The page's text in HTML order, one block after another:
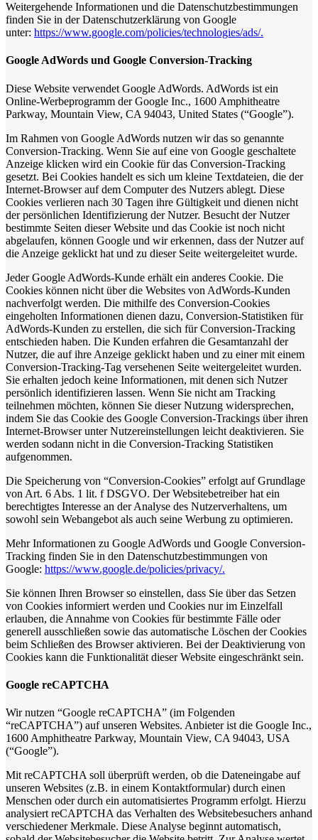
Weitergehende Informationen und die Datenschutzbestimmungen
finden Sie in der Datenschutzerklärung von Google
unter: https://www.google.com/policies/technologies/ads/.
Google AdWords und Google Conversion-Tracking
Diese Website verwendet Google AdWords. AdWords ist ein
Online-Werbeprogramm der Google Inc., 1600 Amphitheatre
Parkway, Mountain View, CA 94043, United States (“Google”).
Im Rahmen von Google AdWords nutzen wir das so genannte
Conversion-Tracking. Wenn Sie auf eine von Google geschaltete
Anzeige klicken wird ein Cookie für das Conversion-Tracking
gesetzt. Bei Cookies handelt es sich um kleine Textdateien, die der
Internet-Browser auf dem Computer des Nutzers ablegt. Diese
Cookies verlieren nach 30 Tagen ihre Gültigkeit und dienen nicht
der persönlichen Identifizierung der Nutzer. Besucht der Nutzer
bestimmte Seiten dieser Website und das Cookie ist noch nicht
abgelaufen, können Google und wir erkennen, dass der Nutzer auf
die Anzeige geklickt hat und zu dieser Seite weitergeleitet wurde.
Jeder Google AdWords-Kunde erhält ein anderes Cookie. Die
Cookies können nicht über die Websites von AdWords-Kunden
nachverfolgt werden. Die mithilfe des Conversion-Cookies
eingeholten Informationen dienen dazu, Conversion-Statistiken für
AdWords-Kunden zu erstellen, die sich für Conversion-Tracking
entschieden haben. Die Kunden erfahren die Gesamtanzahl der
Nutzer, die auf ihre Anzeige geklickt haben und zu einer mit einem
Conversion-Tracking-Tag versehenen Seite weitergeleitet wurden.
Sie erhalten jedoch keine Informationen, mit denen sich Nutzer
persönlich identifizieren lassen. Wenn Sie nicht am Tracking
teilnehmen möchten, können Sie dieser Nutzung widersprechen,
indem Sie das Cookie des Google Conversion-Trackings über ihren
Internet-Browser unter Nutzereinstellungen leicht deaktivieren. Sie
werden sodann nicht in die Conversion-Tracking Statistiken
aufgenommen.
Die Speicherung von “Conversion-Cookies” erfolgt auf Grundlage
von Art. 6 Abs. 1 lit. f DSGVO. Der Websitebetreiber hat ein
berechtigtes Interesse an der Analyse des Nutzerverhaltens, um
sowohl sein Webangebot als auch seine Werbung zu optimieren.
Mehr Informationen zu Google AdWords und Google Conversion-
Tracking finden Sie in den Datenschutzbestimmungen von
Google: https://www.google.de/policies/privacy/.
Sie können Ihren Browser so einstellen, dass Sie über das Setzen
von Cookies informiert werden und Cookies nur im Einzelfall
erlauben, die Annahme von Cookies für bestimmte Fälle oder
generell ausschließen sowie das automatische Löschen der Cookies
beim Schließen des Browser aktivieren. Bei der Deaktivierung von
Cookies kann die Funktionalität dieser Website eingeschränkt sein.
Google reCAPTCHA
Wir nutzen “Google reCAPTCHA” (im Folgenden
“reCAPTCHA”) auf unseren Websites. Anbieter ist die Google Inc.,
1600 Amphitheatre Parkway, Mountain View, CA 94043, USA
(“Google”).
Mit reCAPTCHA soll überprüft werden, ob die Dateneingabe auf
unseren Websites (z.B. in einem Kontaktformular) durch einen
Menschen oder durch ein automatisiertes Programm erfolgt. Hierzu
analysiert reCAPTCHA das Verhalten des Websitebesuchers anhand
verschiedener Merkmale. Diese Analyse beginnt automatisch,